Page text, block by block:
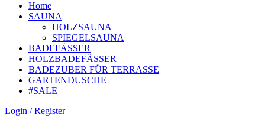
Home
SAUNA
HOLZSAUNA
SPIEGELSAUNA
BADEFÄSSER
HOLZBADEFÄSSER
BADEZUBER FÜR TERRASSE
GARTENDUSCHE
#SALE
Login / Register